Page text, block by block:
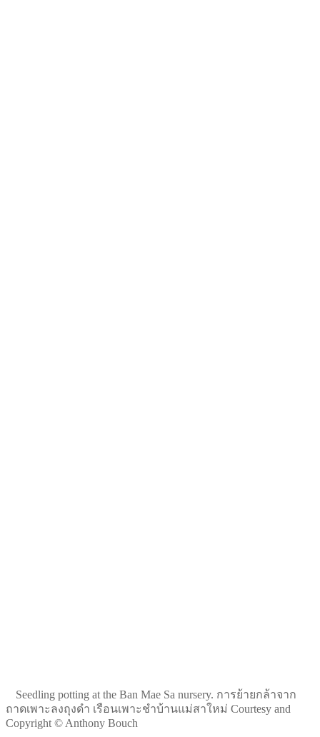
Seedling potting at the Ban Mae Sa nursery. การย้ายกล้าจาก
ถาดเพาะลงถุงดำ เรือนเพาะชำบ้านแม่สาใหม่ Courtesy and
Copyright © Anthony Bouch